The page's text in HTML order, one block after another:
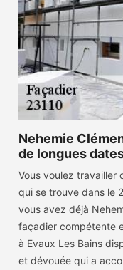
Nehemie
de longues
Vous voulez travailler
qui se trouve dans le
vous avez déjà
façadier compétente
à Evaux Les Bains
et dévouée qui a